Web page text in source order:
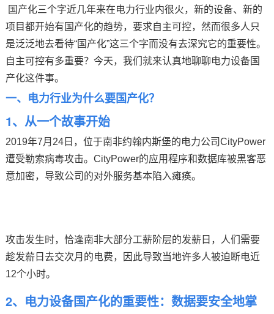
方案定制
天猫商城
新闻中心
技术论坛
动
态
资
讯
国产化三个字近几年来在电力行业内很火，新的设备、新的
项目都开始有国产化的趋势，要求自主可控，然而很多人只
是泛泛地去看待“国产化”这三个字而没有去深究它的重要性。
自主可控有多重要？今天，我们就来认真地聊聊电力设备国
产化这件事。
一、 电力行业为什么要国产化？
1、从一个故事开始
2019年7月24日，位于南非约翰内斯堡的电力公司CityPower
遭受勒索病毒攻击。CityPower的应用程序和数据库被黑客恶
意加密，导致公司的对外服务基本陷入瘫痪。
攻击发生时，恰逢南非大部分工薪阶层的发薪日，人们需要
趁发薪日去交次月的电费，因此导致当地许多人被迫断电近
12个小时。
2、电力设备国产化的重要性：数据要安全地掌